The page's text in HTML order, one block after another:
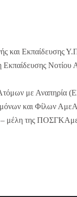
και Εκπαίδευσης
Εκπαίδευσης Νοτίου
με Αναπηρία
και Φίλων
– μέλη της